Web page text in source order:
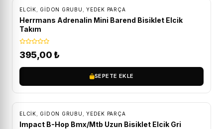
ELCIK GIDON GRUBU YEDEK PARÇA
Herrmans Adrenalin Mini Barend Bisiklet Elcik
Takım
395,00 ₺
SEPETE EKLE
ELCIK GIDON GRUBU YEDEK PARÇA
Impact B-Hop Bmx/Mtb Uzun Bisiklet Elcik Gri